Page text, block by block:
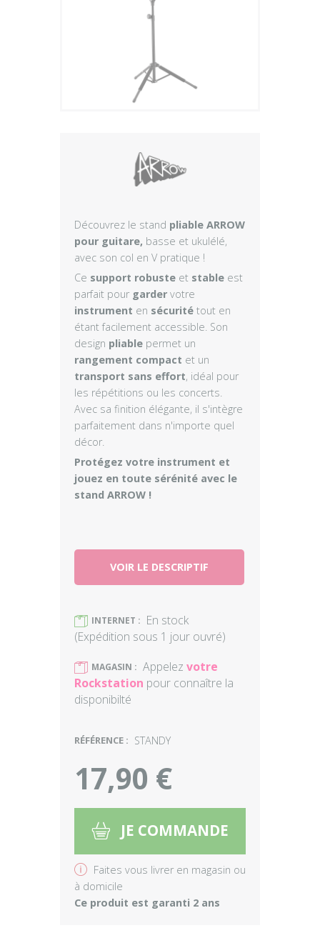
Découvrez le stand pliable ARROW
pour guitare, basse et ukulélé,
avec son col en V pratique !
Ce support robuste et stable est
parfait pour garder votre
instrument en sécurité tout en
étant facilement accessible. Son
design pliable permet un
rangement compact et un
transport sans effort, idéal pour
les répétitions ou les concerts.
Avec sa finition élégante, il s'intègre
parfaitement dans n'importe quel
décor.
Protégez votre instrument et
jouez en toute sérénité avec le
stand ARROW !
VOIR LE DESCRIPTIF
) INTERNET : En stock
(Expédition sous 1 jour ouvré)
) MAGASIN : Appelez votre
Rockstation pour connaître la
disponibilté
RÉFÉRENCE : STANDY
17,90 €
5 JE COMMANDE
v Faites vous livrer en magasin ou
à domicile
Ce produit est garanti 2 ans